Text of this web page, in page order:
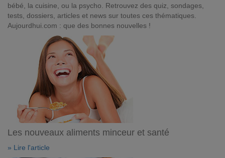
bébé, la cuisine, ou la psycho. Retrouvez des quiz, sondages,
tests, dossiers, articles et news sur toutes ces thématiques.
Aujourdhui.com : que des bonnes nouvelles !
Les nouveaux aliments minceur et santé
» Lire l'article